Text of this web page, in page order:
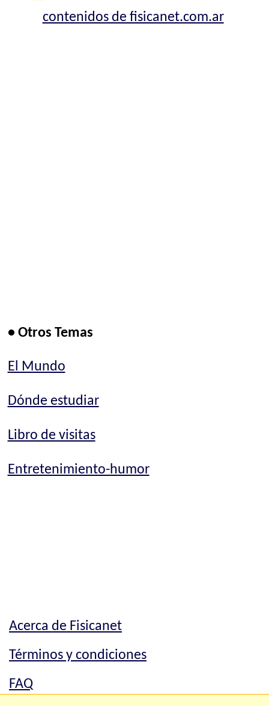
contenidos de fisicanet.com.ar
• Otros Temas
El Mundo
Dónde estudiar
Libro de visitas
Entretenimiento-humor
Acerca de Fisicanet
Términos y condiciones
FAQ